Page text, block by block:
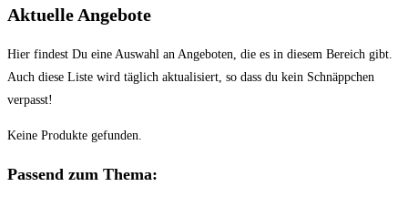
Aktuelle Angebote
Hier findest Du eine Auswahl an Angeboten, die es in diesem Bereich gibt.
Auch diese Liste wird täglich aktualisiert, so dass du kein Schnäppchen
verpasst!
Keine Produkte gefunden.
Passend zum Thema: